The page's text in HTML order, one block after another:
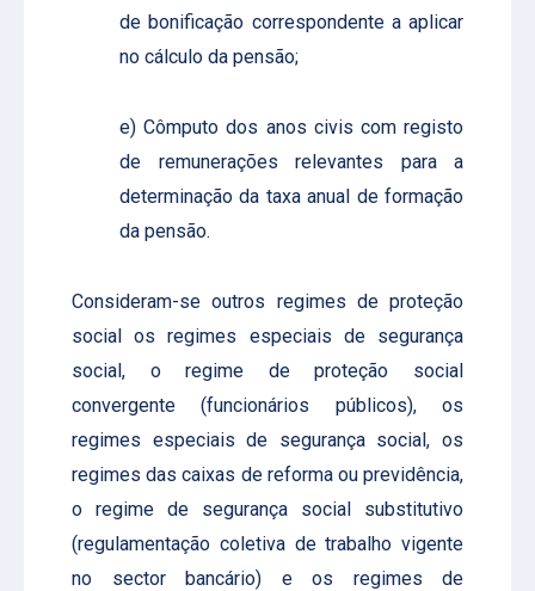
de bonificação correspondente a aplicar
no cálculo da pensão;
e) Cômputo dos anos civis com registo
de remunerações relevantes para a
determinação da taxa anual de formação
da pensão.
Consideram-se outros regimes de proteção
social os regimes especiais de segurança
social, o regime de proteção social
convergente (funcionários públicos), os
regimes especiais de segurança social, os
regimes das caixas de reforma ou previdência,
o regime de segurança social substitutivo
(regulamentação coletiva de trabalho vigente
no sector bancário) e os regimes de